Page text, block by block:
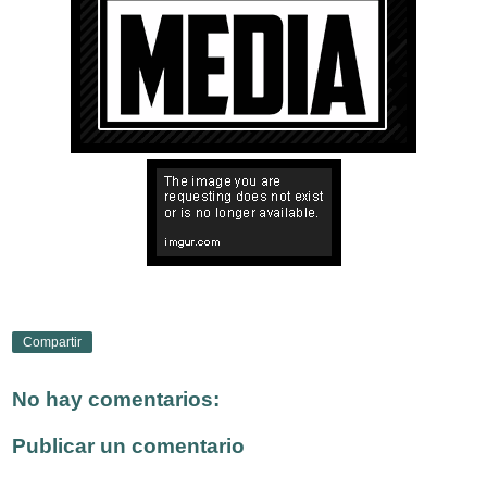
Compartir
No hay comentarios:
Publicar un comentario